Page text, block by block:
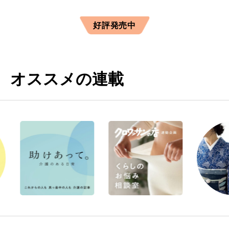
好評発売中
オススメの連載